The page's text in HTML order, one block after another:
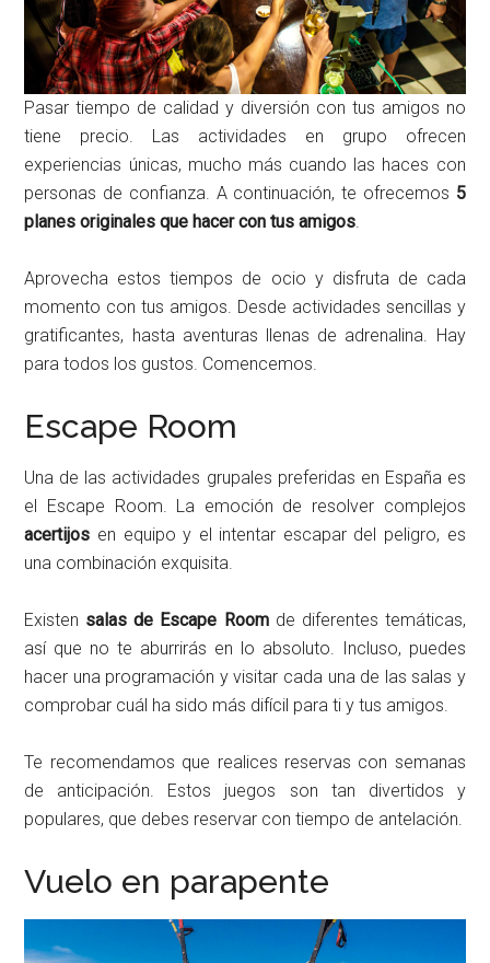
Pasar tiempo de calidad y diversión con tus amigos no
tiene precio. Las actividades en grupo ofrecen
experiencias únicas, mucho más cuando las haces con
personas de confianza. A continuación, te ofrecemos 5
planes originales que hacer con tus amigos
Aprovecha estos tiempos de ocio y disfruta de cada
momento con tus amigos. Desde actividades sencillas y
gratificantes, hasta aventuras llenas de adrenalina. Hay
para todos los gustos. Comencemos.
Escape Room
Una de las actividades grupales preferidas en España es
el Escape Room. La emoción de resolver complejos
acertijos en equipo y el intentar escapar del peligro, es
una combinación exquisita.
Existen salas de Escape Roomde diferentes temáticas,
así que no te aburrirás en lo absoluto. Incluso, puedes
hacer una programación y visitar cada una de las salas y
comprobar cuál ha sido más difícil para ti y tus amigos.
Te recomendamos que realices reservas con semanas
de anticipación. Estos juegos son tan divertidos y
populares, que debes reservar con tiempo de antelación.
Vuelo en parapente